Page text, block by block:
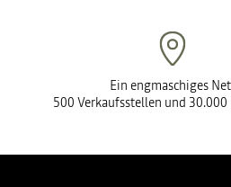
Ein engmaschiges
500 Verkaufsstellen und